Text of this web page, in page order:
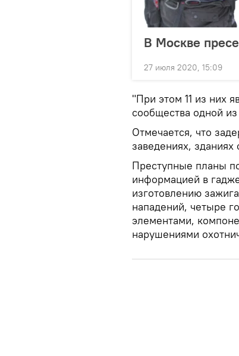
В Москве
27 июля 2020, 15:09
"При этом 11 из них
сообщества одной
Отмечается, что
заведениях,
Преступные планы
информацией в
изготовлению
нападений, четыре
элементами,
нарушениями